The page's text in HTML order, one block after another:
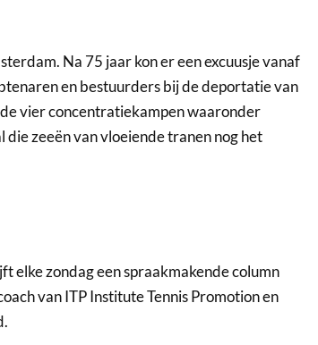
Na 75 jaar kon er een excuusje vanaf
en bestuurders bij de deportatie van
vier concentratiekampen waaronder
die zeeën van vloeiende tranen nog het
elke zondag een spraakmakende column
van ITP Institute Tennis Promotion en